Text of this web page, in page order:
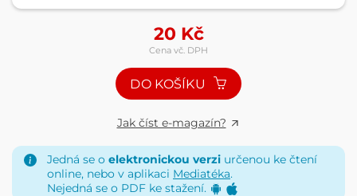
20 Kč
Cena vč. DPH
DO KOŠÍKU
Jak číst e-magazín?
Jedná se o elektronickou verzi určenou ke čtení
online, nebo v aplikaci Mediatéka.
Nejedná se o PDF ke stažení.